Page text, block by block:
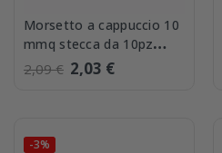
Morsetto a cappuccio 10
mmq stecca da 10pz
Master MM100
2,09 € 2,03 €
-3%